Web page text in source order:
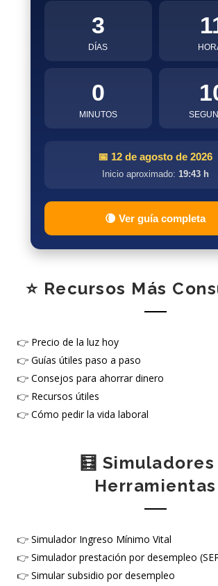
3
DÍAS
0
MINUTOS
📅 12 de agosto de 2026
Inicio aproximado: 19:43 h
🌘 Ver guía completa
⭐ Recursos Más
👉 Precio de la luz hoy
👉 Guías útiles paso a paso
👉 Consejos para ahorrar dinero
👉 Recursos útiles
👉 Cómo pedir la vida laboral
🧮 Simuladores
Herramientas
👉 Simulador Ingreso Mínimo Vital
👉 Simulador prestación por desempleo
👉 Simular subsidio por desempleo